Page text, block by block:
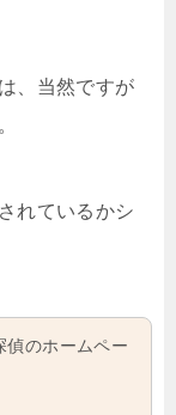
、当然ですが
れているかシ
偵のホームペー